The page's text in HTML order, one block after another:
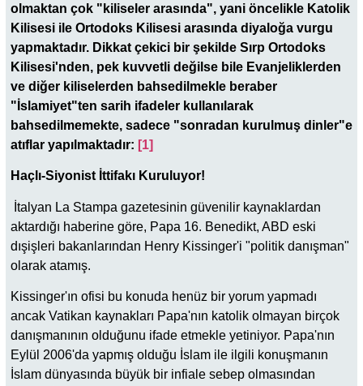
olmaktan çok "kiliseler arasında", yani öncelikle Katolik
Kilisesi ile Ortodoks Kilisesi arasında diyaloğa vurgu
yapmaktadır. Dikkat çekici bir şekilde Sırp Ortodoks
Kilisesi'nden, pek kuvvetli değilse bile Evanjeliklerden
ve diğer kiliselerden bahsedilmekle beraber
"İslamiyet"ten sarih ifadeler kullanılarak
bahsedilmemekte, sadece "sonradan kurulmuş dinler"e
atıflar yapılmaktadır: [1]
Haçlı-Siyonist İttifakı Kuruluyor!
İtalyan La Stampa gazetesinin güvenilir kaynaklardan
aktardığı haberine göre, Papa 16. Benedikt, ABD eski
dışişleri bakanlarından Henry Kissinger'i "politik danışman"
olarak atamış.
Kissinger'ın ofisi bu konuda henüz bir yorum yapmadı
ancak Vatikan kaynakları Papa'nın katolik olmayan birçok
danışmanının olduğunu ifade etmekle yetiniyor. Papa'nın
Eylül 2006'da yapmış olduğu İslam ile ilgili konuşmanın
İslam dünyasında büyük bir infiale sebep olmasından